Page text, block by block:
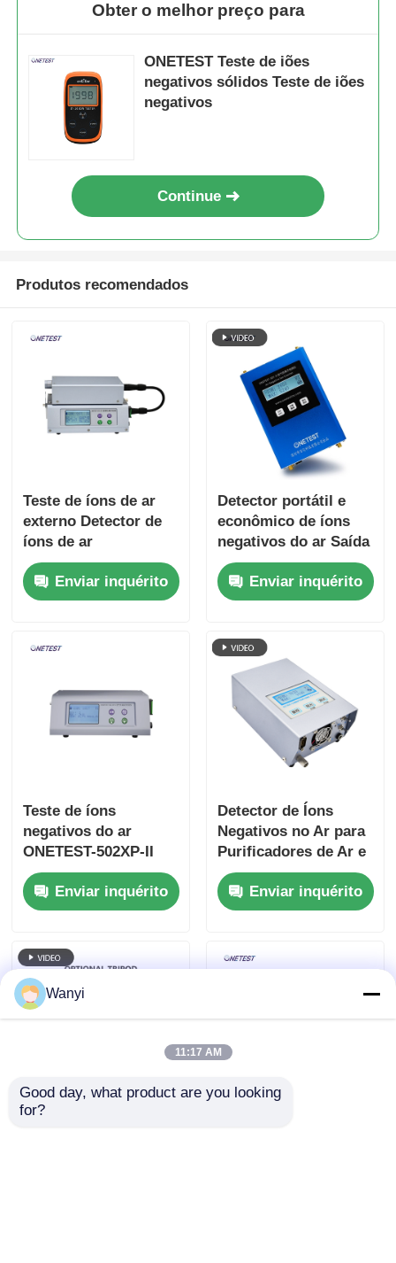
Obter o melhor preço para
ONETEST Teste de iões
negativos sólidos Teste de iões
negativos
Continue
Produtos recomendados
Teste de íons de ar
externo Detector de
íons de ar
multiparâmetro
ONETEST-502XP-A
Enviar inquérito
Detector portátil e
econômico de íons
negativos do ar Saída
RS232
Enviar inquérito
Teste de íons
negativos do ar
ONETEST-502XP-II
Pode medir pequenas
partículasEnviar inquérito
Detector de Íons
Negativos no Ar para
Purificadores de Ar e
Florestas
Enviar inquérito
Wanyi
11:17 AM
Good day, what product are you looking
for?